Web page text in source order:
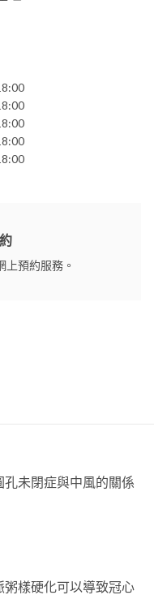
上預約服務。
孔未閉症與中風的關係
粥樣硬化可以導致冠心